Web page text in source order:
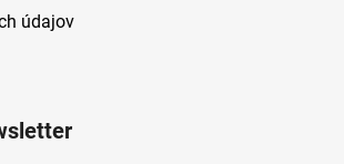
údajov